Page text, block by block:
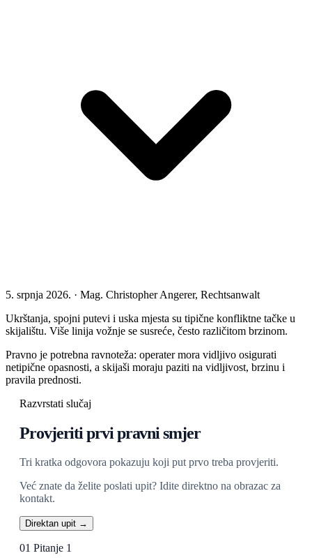
5. srpnja 2026. · Mag. Christopher Angerer, Rechtsanwalt
Ukrštanja, spojni putevi i uska mjesta su tipične konfliktne tačke u
skijalištu. Više linija vožnje se susreće, često različitom brzinom.
Pravno je potrebna ravnoteža: operater mora vidljivo osigurati
netipične opasnosti, a skijaši moraju paziti na vidljivost, brzinu i
pravila prednosti.
Razvrstati slučaj
Provjeriti prvi pravni smjer
Tri kratka odgovora pokazuju koji put prvo treba provjeriti.
Već znate da želite poslati upit? Idite direktno na obrazac za
kontakt.
Direktan upit →
01 Pitanje 1